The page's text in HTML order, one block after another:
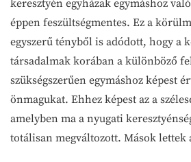
keresztyén egyházak egymáshoz
éppen feszültségmentes. Ez a
egyszerű tényből is adódott, hogy a
társadalmak korában a különböző
szükségszerűen egymáshoz képest
önmagukat. Ehhez képest az a
amelyben ma a nyugati
totálisan megváltozott. Mások